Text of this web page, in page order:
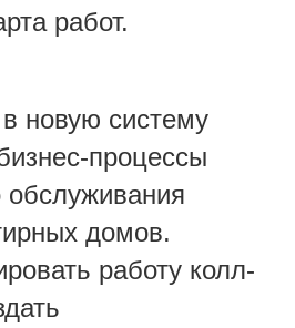
работ.
новую систему
процессы
обслуживания
домов.
работу колл-